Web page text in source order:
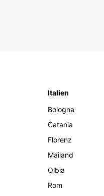
Italien
Bologna
Catania
Florenz
Mailand
Olbia
Rom